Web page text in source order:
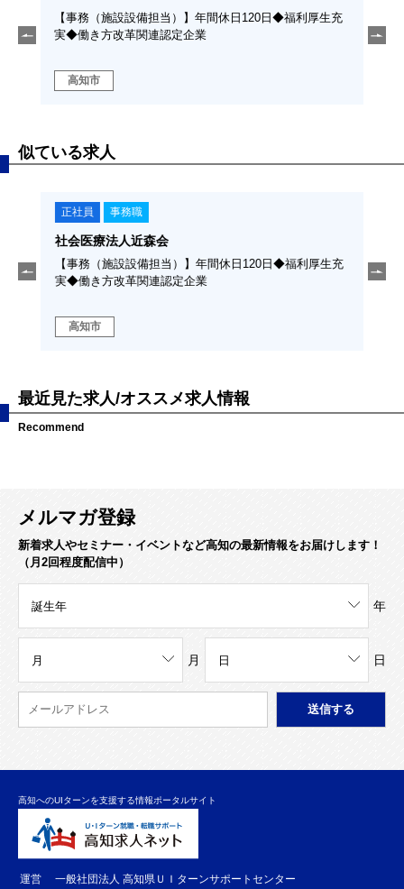
【事務（施設設備担当）】年間休日120日◆福利厚生充
実◆働き方改革関連認定企業
高知市
な
似ている求人
厚
正社員 事務職
社会医療法人近森会
【事務（施設設備担当）】年間休日120日◆福利厚生充
実◆働き方改革関連認定企業
高知市
【医
利厚
最近見た求人/オススメ求人情報
Recommend
メルマガ登録
新着求人やセミナー・イベントなど高知の最新情報をお届けします！
（月2回程度配信中）
年
月 日
高知へのUIターンを支援する情報ポータルサイト
運営 一般社団法人 高知県ＵＩターンサポートセンター